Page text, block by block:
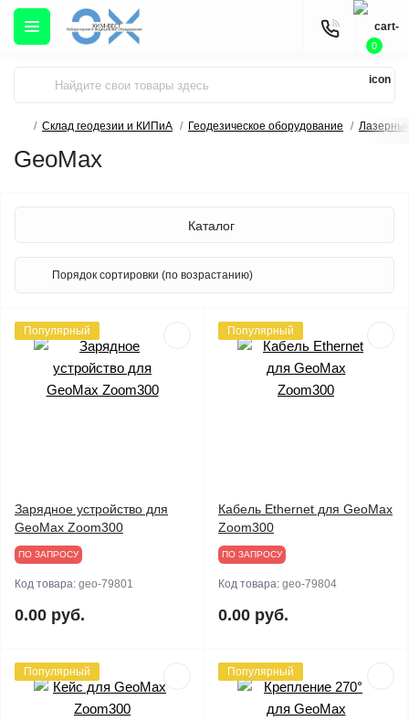
0
Склад геодезии и КИПиА Геодезическое оборудование
GeoMax
Каталог
Популярный
Зарядное устройство для
GeoMax Zoom300
ПО ЗАПРОСУ
Код товара: geo-79801
0.00 руб.
Популярный
Кабель Ethernet для GeoMax
Zoom300
ПО ЗАПРОСУ
Код товара: geo-79804
0.00 руб.
Популярный Популярный